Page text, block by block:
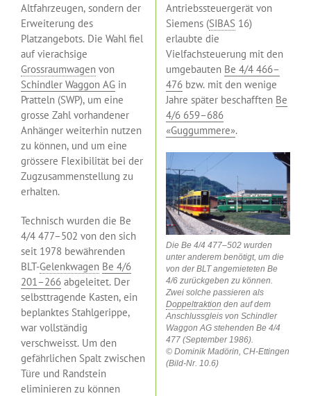
Altfahrzeugen, sondern der
Erweiterung des
Platzangebots. Die Wahl fiel
auf vierachsige
Grossraumwagen von
Schindler Waggon AG in
Pratteln (SWP), um eine
grosse Zahl vorhandener
Anhänger weiterhin nutzen
zu können, und um eine
grössere Flexibilität bei der
Zugzusammenstellung zu
erhalten.
Technisch wurden die Be
4/4 477–502 von den sich
seit 1978 bewährenden
BLT-Gelenkwagen Be 4/6
201–266 abgeleitet. Der
selbsttragende Kasten, ein
beplanktes Stahlgerippe,
war vollständig
verschweisst. Um den
gefährlichen Spalt zwischen
Türe und Randstein
eliminieren zu können
Antriebssteuergerät von
Siemens (SIBAS 16)
erlaubte die
Vielfachsteuerung mit den
umgebauten Be 4/4 466–
476 bzw. mit den wenige
Jahre später beschafften Be
4/6 659–686
«Guggummere».
Die Be 4/4 477–502 wurden
unter anderem benötigt, um die
von der BLT angemieteten Be
4/6 zurückgeben zu können.
Zwei solche passieren als
Doppeltraktion den auf dem
Anschlussgleis von Schindler
Waggon AG stehenden Be 4/4
477 (September 1986).
© Dominik Madörin, CH-Ettingen
(Bild-Nr. 10.6)